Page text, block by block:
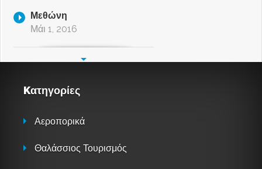
Μεθώνη
Μάι 1, 2016
Kατηγορίες
Αεροπορικά
Θαλάσσιος Τουρισμός